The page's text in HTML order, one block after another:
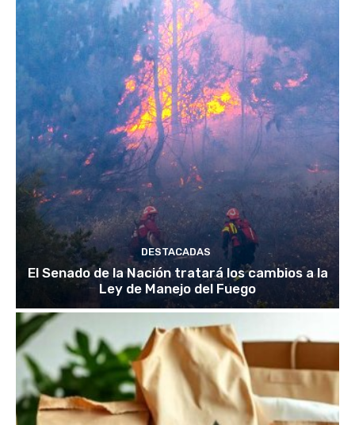
DESTACADAS
El Senado de la Nación tratará los cambios a la
Ley de Manejo del Fuego